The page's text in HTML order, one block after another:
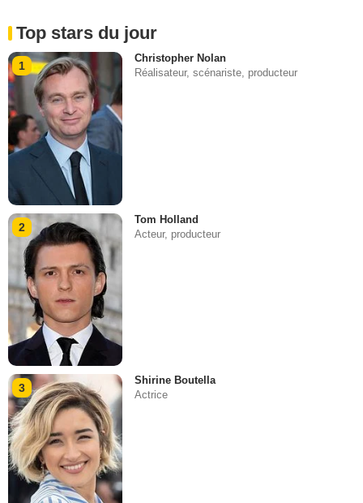
Top stars du jour
1
Christopher Nolan
Réalisateur, scénariste, producteur
2
Tom Holland
Acteur, producteur
3
Shirine Boutella
Actrice